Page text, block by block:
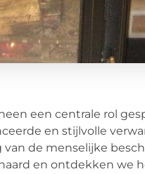
een centrale rol
en stijlvolle
de menselijke
en ontdekken we